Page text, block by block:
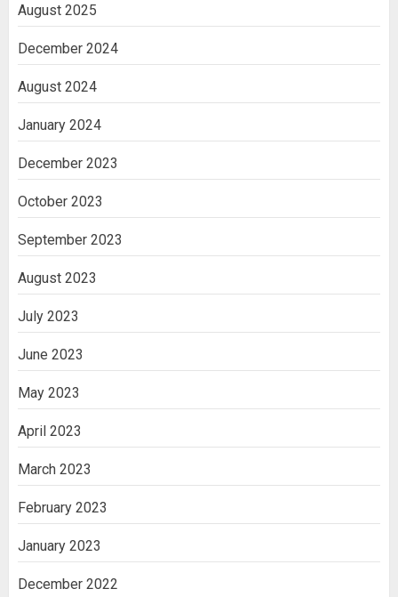
August 2025
December 2024
August 2024
January 2024
December 2023
October 2023
September 2023
August 2023
July 2023
June 2023
May 2023
April 2023
March 2023
February 2023
January 2023
December 2022